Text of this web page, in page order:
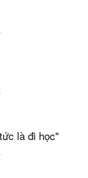
là đi học"